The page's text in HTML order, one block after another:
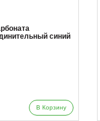
синий
В Корзину